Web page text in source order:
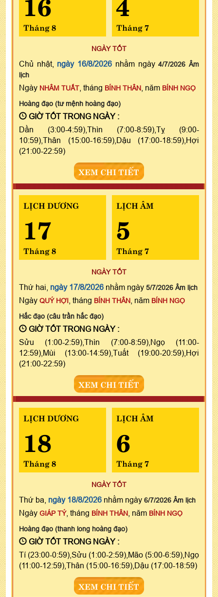
Tháng 8 Tháng 7
NGÀY TỐT
Chủ nhật, ngày 16/8/2026 nhằm ngày4/7/2026 Âm
lịch
Ngày NHÂM TUẤT , tháng BÍNH THÂN , năm BÍNH NGỌ
Hoàng đạo (tư mệnh hoàng đạo)
GIỜ TỐT TRONG NGÀY :
Dần (3:00-4:59),Thìn (7:00-8:59),Tỵ (9:00-
10:59),Thân (15:00-16:59),Dậu (17:00-18:59),Hợi
(21:00-22:59)
XEM CHI TIẾT
LỊCH DƯƠNG
17
Tháng 8
LỊCH ÂM
5
Tháng 7
NGÀY TỐT
Thứ hai, ngày 17/8/2026 nhằm ngày 5/7/2026 Âm lịch
Ngày QUÝ HỢI , tháng BÍNH THÂN , năm BÍNH NGỌ
Hắc đạo (câu trần hắc đạo)
GIỜ TỐT TRONG NGÀY :
Sửu (1:00-2:59),Thìn (7:00-8:59),Ngọ (11:00-
12:59),Mùi (13:00-14:59),Tuất (19:00-20:59),Hợi
(21:00-22:59)
XEM CHI TIẾT
LỊCH DƯƠNG
18
Tháng 8
LỊCH ÂM
6
Tháng 7
NGÀY TỐT
Thứ ba, ngày 18/8/2026 nhằm ngày 6/7/2026 Âm lịch
Ngày GIÁP TÝ, tháng BÍNH THÂN , năm BÍNH NGỌ
Hoàng đạo (thanh long hoàng đạo)
GIỜ TỐT TRONG NGÀY :
Tí (23:00-0:59),Sửu (1:00-2:59),Mão (5:00-6:59),Ngọ
(11:00-12:59),Thân (15:00-16:59),Dậu (17:00-18:59)
XEM CHI TIẾT